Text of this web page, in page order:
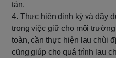
tán.
4. Thực hiện định kỳ và đầy
trong việc giữ cho môi
toàn, cần thực hiện lau chùi
cũng giúp cho quá trình lau